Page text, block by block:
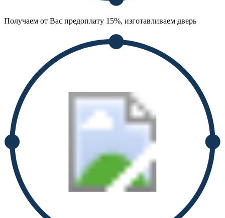
Получаем от Вас предоплату 15%, изготавливаем дверь